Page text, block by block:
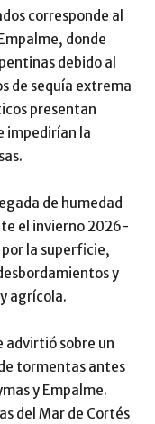
corresponde al
donde
debido al
de sequía extrema
presentan
impedirían la
de humedad
el invierno 2026-
la superficie,
y
agrícola.
advirtió sobre un
tormentas antes
y Empalme.
del Mar de Cortés